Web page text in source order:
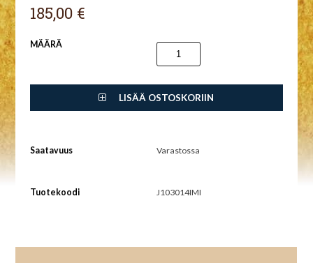
185,00 €
MÄÄRÄ
LISÄÄ OSTOSKORIIN
Saatavuus Varastossa
Tuotekoodi J103014IMI